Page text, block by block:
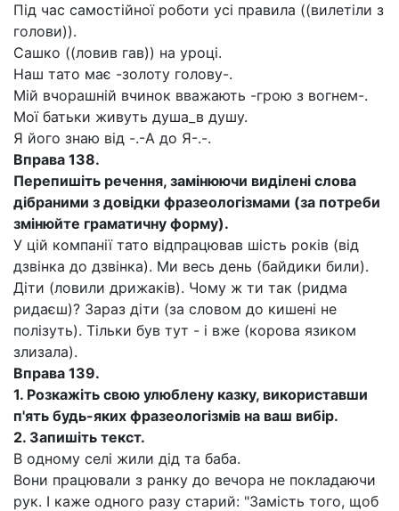
Під час самостійної роботи усі правила ((вилетіли з
голови)).
Сашко ((ловив гав)) на уроці.
Наш тато має -золоту голову-.
Мій вчорашній вчинок вважають -грою з вогнем-.
Мої батьки живуть душа_в душу.
Я його знаю від -.-А до Я-.-.
Вправа 138.
Перепишіть речення, замінюючи виділені слова
дібраними з довідки фразеологізмами (за потреби
змінюйте граматичну форму).
У цій компанії тато відпрацював шість років (від
дзвінка до дзвінка). Ми весь день (байдики били).
Діти (ловили дрижаків). Чому ж ти так (ридма
ридаєш)? Зараз діти (за словом до кишені не
полізуть). Тільки був тут - і вже (корова язиком
злизала).
Вправа 139.
1. Розкажіть свою улюблену казку, використавши
п'ять будь-яких фразеологізмів на ваш вибір.
2. Запишіть текст.
В одному селі жили дід та баба.
Вони працювали з ранку до вечора не покладаючи
рук. І каже одного разу старий: "Замість того, щоб